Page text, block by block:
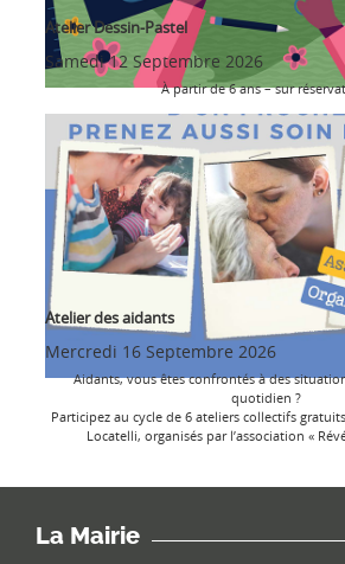
Atelier Dessin-Pastel
Samedi 12 Septembre 2026
À partir de 6 ans – sur
Atelier des aidants
Mercredi 16 Septembre 2026
Aidants, vous êtes confrontés à des
quotidien ?
Participez au cycle de 6 ateliers collectifs
Locatelli, organisés par l’association «
La Mairie